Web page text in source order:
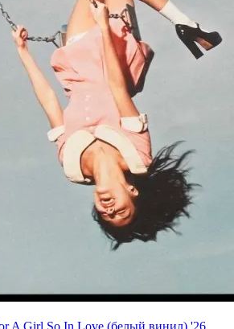
A Girl So In Love (белый винил) '26